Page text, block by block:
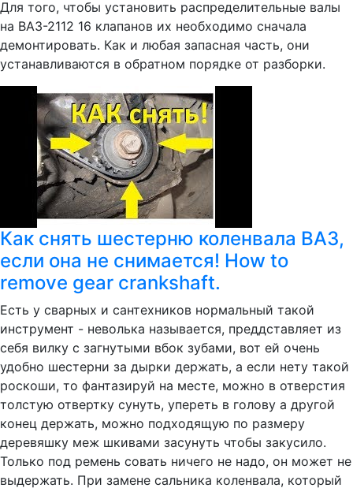
Для того, чтобы установить распределительные валы
на ВАЗ-2112 16 клапанов их необходимо сначала
демонтировать. Как и любая запасная часть, они
устанавливаются в обратном порядке от разборки.
Как снять шестерню коленвала ВАЗ,
если она не снимается! How to
remove gear crankshaft.
Есть у сварных и сантехников нормальный такой
инструмент - неволька называется, преддставляет из
себя вилку с загнутыми вбок зубами, вот ей очень
удобно шестерни за дырки держать, а если нету такой
роскоши, то фантазируй на месте, можно в отверстия
толстую отвертку сунуть, упереть в голову а другой
конец держать, можно подходящую по размеру
деревяшку меж шкивами засунуть чтобы закусило.
Только под ремень совать ничего не надо, он может не
выдержать. При замене сальника коленвала, который